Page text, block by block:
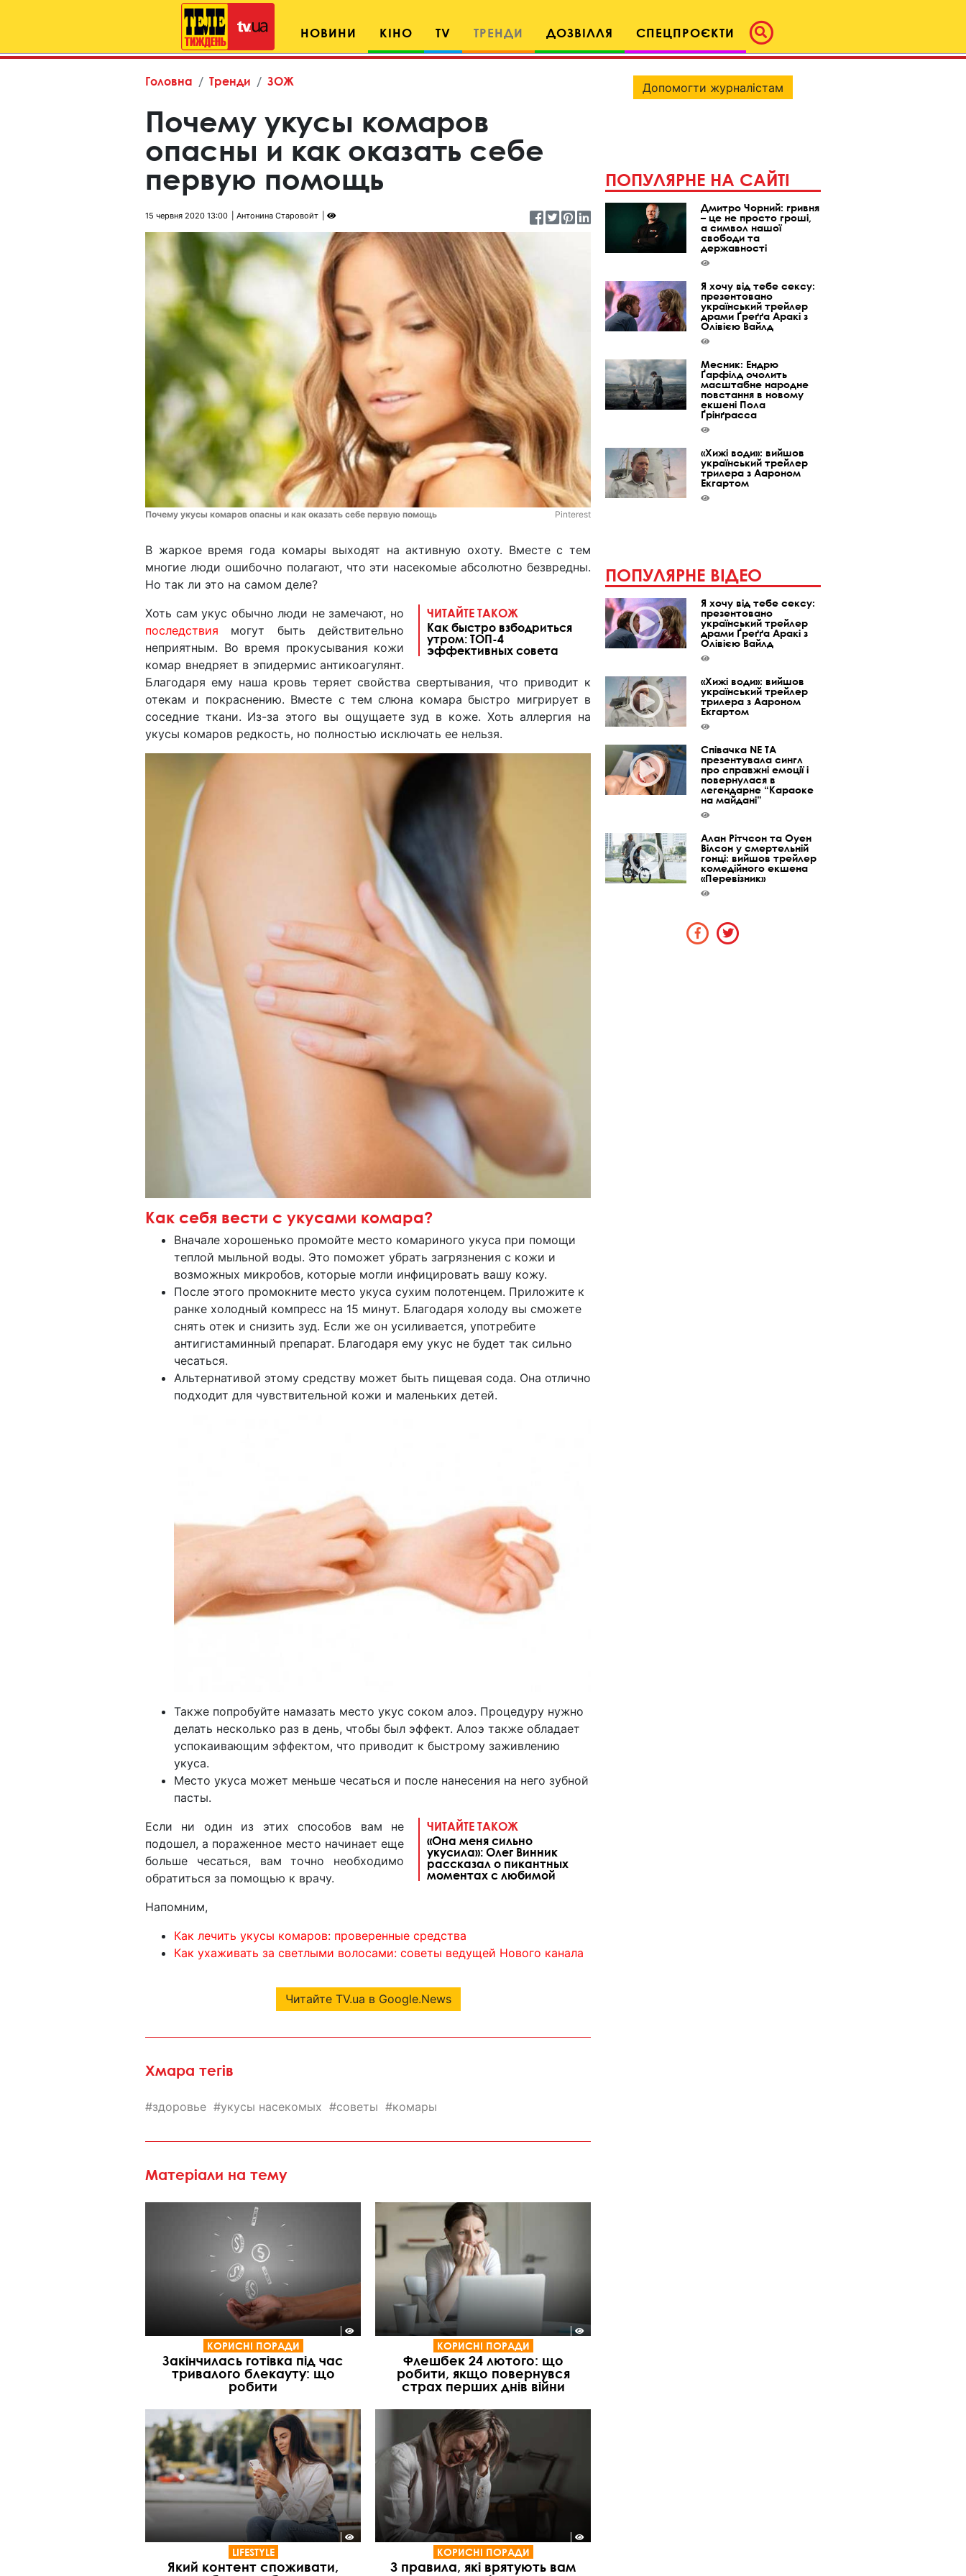
НОВИНИ КІНО TV ТРЕНДИ ДОЗВІЛЛЯ СПЕЦПРОЄКТИ
Головна Тренди ЗОЖ
Почему укусы комаров
опасны и как оказать себе
первую помощь
15 червня 2020 13:00 Антонина Старовойт
Почему укусы комаров опасны и как оказать себе первую помощь Pinterest
В жаркое время года комары выходят на активную охоту. Вместе с тем
многие люди ошибочно полагают, что эти насекомые абсолютно безвредны.
Но так ли это на самом деле?
ЧИТАЙТЕ ТАКОЖ
Как быстро взбодриться
утром: ТОП-4
эффективных совета
Хоть сам укус обычно люди не замечают, но
последствия могут быть действительно
неприятным. Во время прокусывания кожи
комар внедряет в эпидермис антикоагулянт.
Благодаря ему наша кровь теряет свойства свертывания, что приводит к
отекам и покраснению. Вместе с тем слюна комара быстро мигрирует в
соседние ткани. Из-за этого вы ощущаете зуд в коже. Хоть аллергия на
укусы комаров редкость, но полностью исключать ее нельзя.
Как себя вести с укусами комара?
Вначале хорошенько промойте место комариного укуса при помощи
теплой мыльной воды. Это поможет убрать загрязнения с кожи и
возможных микробов, которые могли инфицировать вашу кожу.
После этого промокните место укуса сухим полотенцем. Приложите к
ранке холодный компресс на 15 минут. Благодаря холоду вы сможете
снять отек и снизить зуд. Если же он усиливается, употребите
антигистаминный препарат. Благодаря ему укус не будет так сильно
чесаться.
Альтернативой этому средству может быть пищевая сода. Она отлично
подходит для чувствительной кожи и маленьких детей.
Также попробуйте намазать место укус соком алоэ. Процедуру нужно
делать несколько раз в день, чтобы был эффект. Алоэ также обладает
успокаивающим эффектом, что приводит к быстрому заживлению
укуса.
Место укуса может меньше чесаться и после нанесения на него зубной
пасты.
ЧИТАЙТЕ ТАКОЖ
«Она меня сильно
укусила»: Олег Винник
рассказал о пикантных
моментах с любимой
Если ни один из этих способов вам не
подошел, а пораженное место начинает еще
больше чесаться, вам точно необходимо
обратиться за помощью к врачу.
Напомним,
Как лечить укусы комаров: проверенные средства
Как ухаживать за светлыми волосами: советы ведущей Нового канала
Читайте TV.ua в Google.News
Хмара тегів
здоровье укусы насекомых советы комары
Матеріали на тему
КОРИСНІ ПОРАДИ
Закінчилась готівка під час
тривалого блекауту: що
робити
КОРИСНІ ПОРАДИ
Флешбек 24 лютого: що
робити, якщо повернувся
страх перших днів війни
LIFESTYLE
Який контент споживати,
КОРИСНІ ПОРАДИ
3 правила, які врятують вам
Допомогти журналістам
ПОПУЛЯРНЕ НА САЙТІ
Дмитро Чорний: гривня
– це не просто гроші,
а символ нашої
свободи та
державності
Я хочу від тебе сексу:
презентовано
український трейлер
драми Ґреґґа Аракі з
Олівією Вайлд
Месник: Ендрю
Ґарфілд очолить
масштабне народне
повстання в новому
екшені Пола
Ґрінґрасса
«Хижі води»: вийшов
український трейлер
трилера з Аароном
Екгартом
ПОПУЛЯРНЕ ВІДЕО
Я хочу від тебе сексу:
презентовано
український трейлер
драми Ґреґґа Аракі з
Олівією Вайлд
«Хижі води»: вийшов
український трейлер
трилера з Аароном
Екгартом
Співачка NE TA
презентувала сингл
про справжні емоції і
повернулася в
легендарне “Караоке
на майдані”
Алан Рітчсон та Оуен
Вілсон у смертельній
гонці: вийшов трейлер
комедійного екшена
«Перевізник»